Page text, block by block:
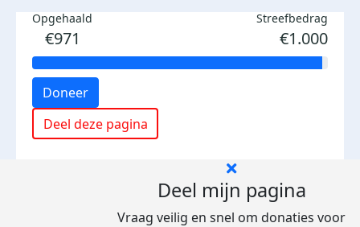
Opgehaald
€971
Streefbedrag
€1.000
Doneer
Deel deze pagina
Deel mijn pagina
Vraag veilig en snel om donaties voor